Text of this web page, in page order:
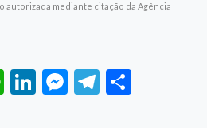
autorizada mediante citação da Agência
WhatsApp
LinkedIn
Messenger
Telegram
Share